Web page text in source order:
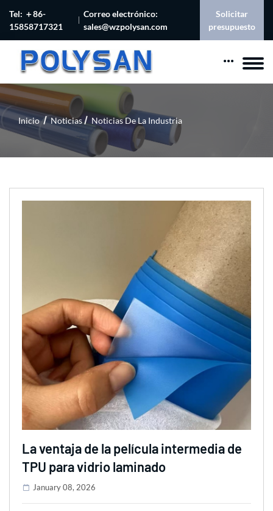
Tel: ＋86-
15858717321
Correo electrónico:
sales@wzpolysan.com
Solicitar
presupuesto
Inicio Noticias Noticias De La Industria
La ventaja de la película intermedia de
TPU para vidrio laminado
January 08, 2026